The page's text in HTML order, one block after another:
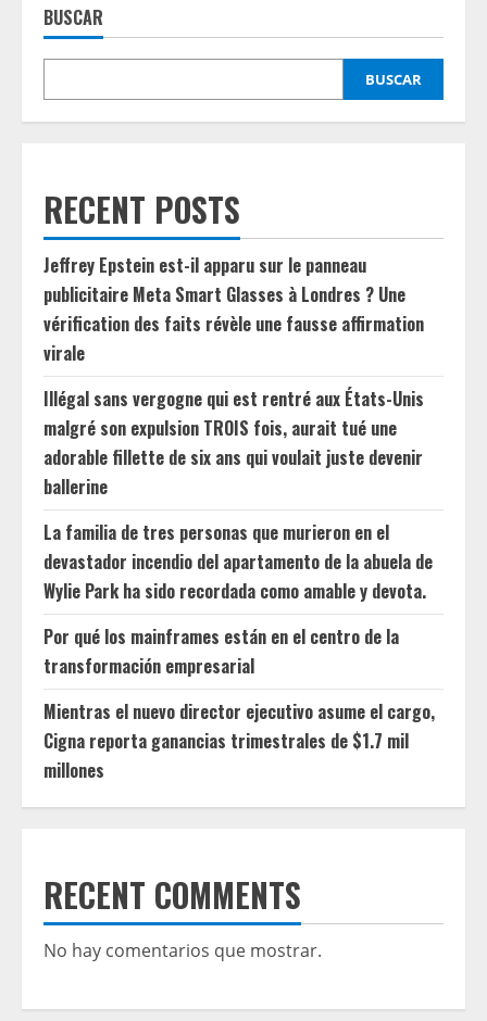
BUSCAR
BUSCAR
RECENT POSTS
Jeffrey Epstein est-il apparu sur le panneau
publicitaire Meta Smart Glasses à Londres ? Une
vérification des faits révèle une fausse affirmation
virale
Illégal sans vergogne qui est rentré aux États-Unis
malgré son expulsion TROIS fois, aurait tué une
adorable fillette de six ans qui voulait juste devenir
ballerine
La familia de tres personas que murieron en el
devastador incendio del apartamento de la abuela de
Wylie Park ha sido recordada como amable y devota.
Por qué los mainframes están en el centro de la
transformación empresarial
Mientras el nuevo director ejecutivo asume el cargo,
Cigna reporta ganancias trimestrales de $1.7 mil
millones
RECENT COMMENTS
No hay comentarios que mostrar.